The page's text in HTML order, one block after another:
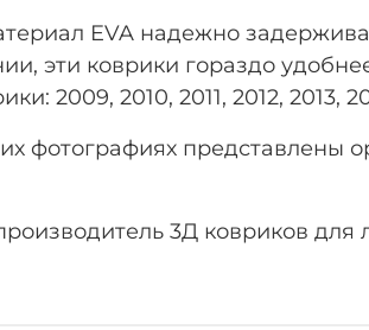
EVA надежно
эти коврики гораздо
2009, 2010, 2011, 2012, 2013,
фотографиях представлены
3Д ковриков для